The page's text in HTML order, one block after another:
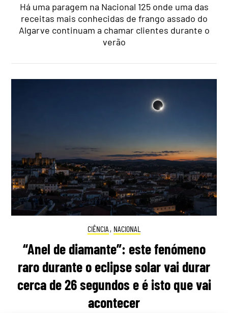
Há uma paragem na Nacional 125 onde uma das
receitas mais conhecidas de frango assado do
Algarve continuam a chamar clientes durante o
verão
CIÊNCIA , NACIONAL
“Anel de diamante”: este fenómeno
raro durante o eclipse solar vai durar
cerca de 26 segundos e é isto que vai
acontecer